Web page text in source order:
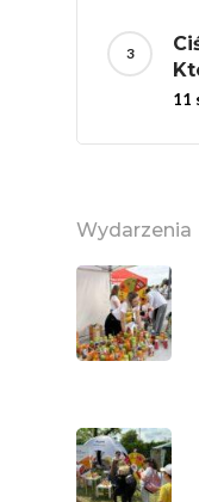
11
Wydarzenia